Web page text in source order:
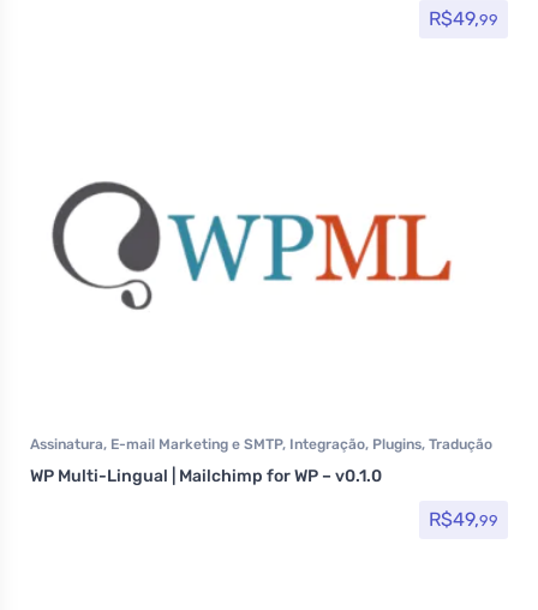
R$49,99
Assinatura, E-mail Marketing e SMTP, Integração, Plugins, Tradução
WP Multi-Lingual | Mailchimp for WP – v0.1.0
R$49,99